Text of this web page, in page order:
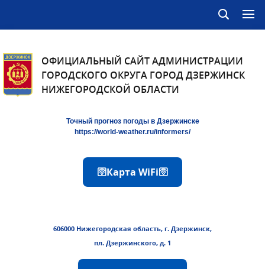
ОФИЦИАЛЬНЫЙ САЙТ АДМИНИСТРАЦИИ
ГОРОДСКОГО ОКРУГА ГОРОД ДЗЕРЖИНСК
НИЖЕГОРОДСКОЙ ОБЛАСТИ
Точный прогноз погоды в Дзержинске
https://world-weather.ru/informers/
🛜Карта WiFi🛜
606000 Нижегородская область, г. Дзержинск,
пл. Дзержинского, д. 1